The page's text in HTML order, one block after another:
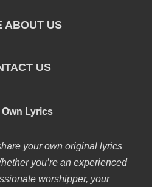
ABOUT US
US
Own Lyrics
your own original lyrics
you’re an experienced
worshipper, your